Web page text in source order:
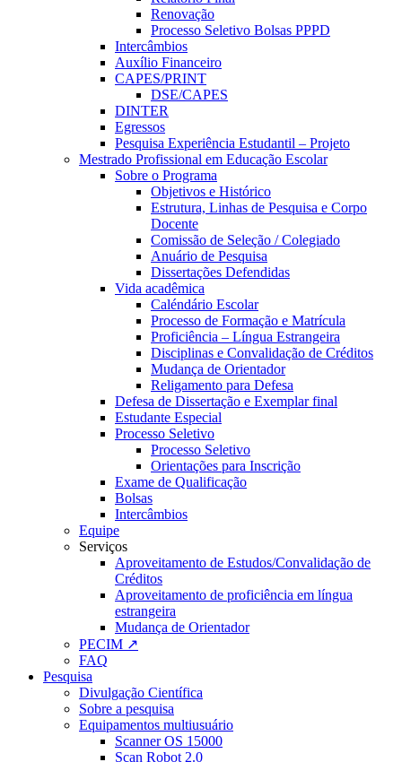
Renovação
Processo Seletivo Bolsas PPPD
Intercâmbios
Auxílio Financeiro
CAPES/PRINT
DSE/CAPES
DINTER
Egressos
Pesquisa Experiência Estudantil – Projeto
Mestrado Profissional em Educação Escolar
Sobre o Programa
Objetivos e Histórico
Estrutura, Linhas de Pesquisa e Corpo
Docente
Comissão de Seleção / Colegiado
Anuário de Pesquisa
Dissertações Defendidas
Vida acadêmica
Caléndário Escolar
Processo de Formação e Matrícula
Proficiência – Língua Estrangeira
Disciplinas e Convalidação de Créditos
Mudança de Orientador
Religamento para Defesa
Defesa de Dissertação e Exemplar final
Estudante Especial
Processo Seletivo
Processo Seletivo
Orientações para Inscrição
Exame de Qualificação
Bolsas
Intercâmbios
Equipe
Serviços
Aproveitamento de Estudos/Convalidação de
Créditos
Aproveitamento de proficiência em língua
estrangeira
Mudança de Orientador
PECIM ↗
FAQ
Pesquisa
Divulgação Científica
Sobre a pesquisa
Equipamentos multiusuário
Scanner OS 15000
Scan Robot 2.0